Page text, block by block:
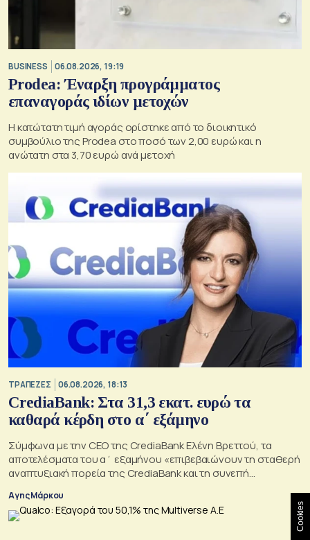
BUSINESS 06.08.2026, 19:19
Prodea: Έναρξη προγράμματος
επαναγοράς ιδίων μετοχών
Η κατώτατη τιμή αγοράς ορίστηκε από το διοικητικό
συμβούλιο της Prodea στο ποσό των 2,00 ευρώ και η
ανώτατη στα 3,70 ευρώ ανά μετοχή
ΤΡΑΠΕΖΕΣ 06.08.2026, 18:13
CrediaBank: Στα 31,3 εκατ. ευρώ τα
καθαρά κέρδη στο α΄ εξάμηνο
Σύμφωνα με την CEO της CrediaBank Ελένη Βρεττού, τα
αποτελέσματα του α΄ εξαμήνου «επιβεβαιώνουν τη σταθερή
αναπτυξιακή πορεία της CrediaBank και τη συνεπή
Αγης Μάρκου
Cookies